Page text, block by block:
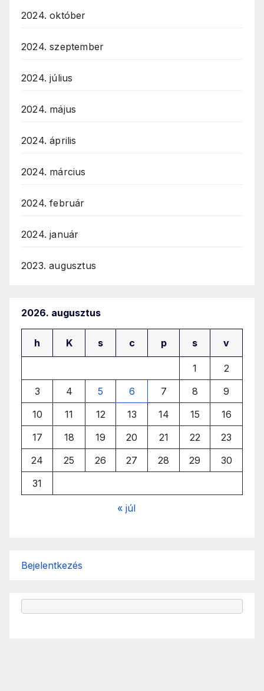
2024. október
2024. szeptember
2024. július
2024. május
2024. április
2024. március
2024. február
2024. január
2023. augusztus
2026. augusztus
h K s c p s v
1
2
3
4 5 6 7 8
9
10
11 12 13 14 15
16
17
18 19 20 21 22
23
24
25 26 27 28 29
30
31
« júl
Bejelentkezés